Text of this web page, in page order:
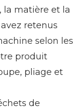
la matière et la
retenus
selon les
produit
pliage et
de